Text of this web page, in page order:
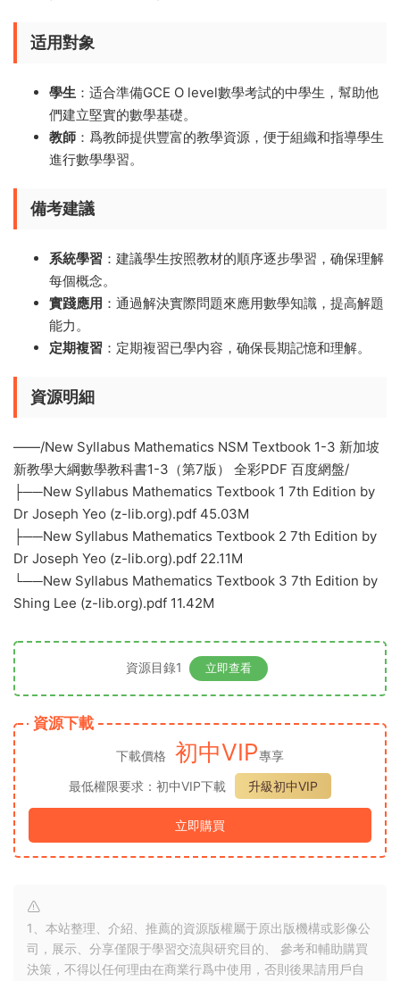
适用對象
學生 ：适合準備GCE O level數學考試的中學生，幫助他
們建立堅實的數學基礎。
教師 ：爲教師提供豐富的教學資源，便于組織和指導學生
進行數學學習。
備考建議
系統學習 ：建議學生按照教材的順序逐步學習，确保理解
每個概念。
實踐應用 ：通過解決實際問題來應用數學知識，提高解題
能力。
定期複習 ：定期複習已學内容，确保長期記憶和理解。
資源明細
——/New Syllabus Mathematics NSM Textbook 1-3 新加坡
新教學大綱數學教科書1-3（第7版） 全彩PDF 百度網盤/
├──New Syllabus Mathematics Textbook 1 7th Edition by
Dr Joseph Yeo (z-lib.org).pdf 45.03M
├──New Syllabus Mathematics Textbook 2 7th Edition by
Dr Joseph Yeo (z-lib.org).pdf 22.11M
└──New Syllabus Mathematics Textbook 3 7th Edition by
Shing Lee (z-lib.org).pdf 11.42M
資源目錄1 立即查看
資源下載
下載價格 初中VIP專享
最低權限要求：初中VIP下載
升級初中VIP
立即購買
1、本站整理、介紹、推薦的資源版權屬于原出版機構或影像公
司，展示、分享僅限于學習交流與研究目的、 參考和輔助購買
決策，不得以任何理由在商業行爲中使用，否則後果請用戶自